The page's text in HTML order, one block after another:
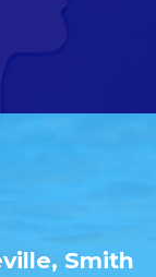
Smith